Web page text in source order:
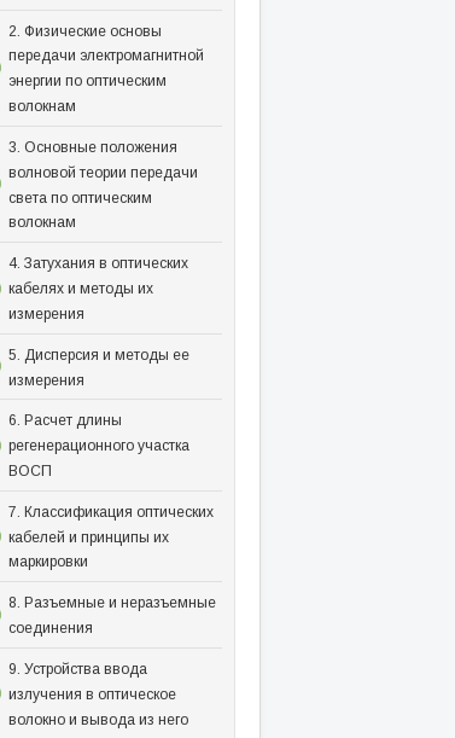
2. Физические основы
передачи электромагнитной
энергии по оптическим
волокнам
3. Основные положения
волновой теории передачи
света по оптическим
волокнам
4. Затухания в оптических
кабелях и методы их
измерения
5. Дисперсия и методы ее
измерения
6. Расчет длины
регенерационного участка
ВОСП
7. Классификация оптических
кабелей и принципы их
маркировки
8. Разъемные и неразъемные
соединения
9. Устройства ввода
излучения в оптическое
волокно и вывода из него